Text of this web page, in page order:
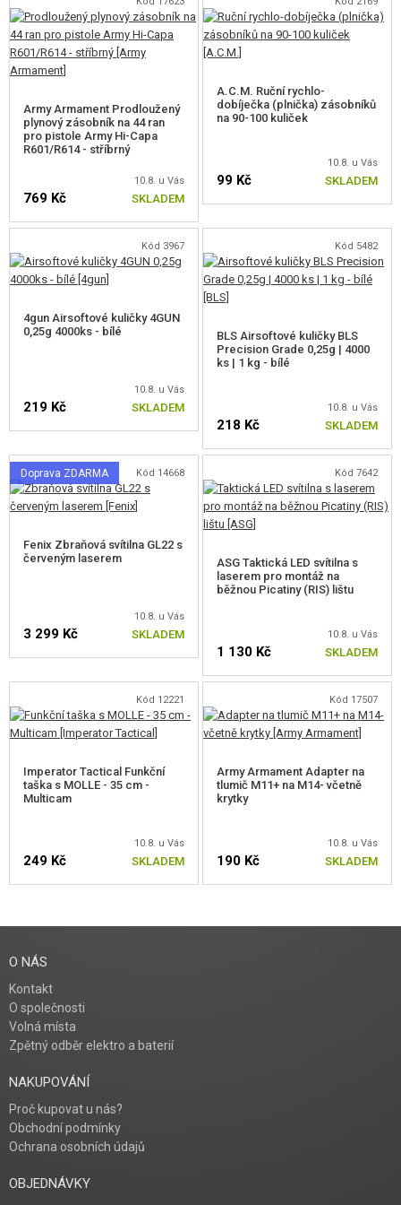
Army Armament Prodloužený
plynový zásobník na 44 ran
pro pistole Army Hi-Capa
R601/R614 - stříbrný
10.8. u Vás
769 Kč SKLADEM
A.C.M. Ruční rychlo-
dobíječka (plnička) zásobníků
na 90-100 kuliček
10.8. u Vás
99 Kč SKLADEM
Kód 3967
4gun Airsoftové kuličky 4GUN
0,25g 4000ks - bílé
10.8. u Vás
219 Kč SKLADEM
Kód 5482
BLS Airsoftové kuličky BLS
Precision Grade 0,25g | 4000
ks | 1 kg - bílé
10.8. u Vás
218 Kč SKLADEM
Doprava ZDARMA Kód 14668
Fenix Zbraňová svítilna GL22 s
červeným laserem
10.8. u Vás
3 299 Kč SKLADEM
Kód 7642
ASG Taktická LED svítilna s
laserem pro montáž na
běžnou Picatiny (RIS) lištu
10.8. u Vás
1 130 Kč SKLADEM
Kód 12221
Imperator Tactical Funkční
taška s MOLLE - 35 cm -
Multicam
10.8. u Vás
249 Kč SKLADEM
Kód 17507
Army Armament Adapter na
tlumič M11+ na M14- včetně
krytky
10.8. u Vás
190 Kč SKLADEM
O NÁS
Kontakt
O společnosti
Volná místa
Zpětný odběr elektro a baterií
NAKUPOVÁNÍ
Proč kupovat u nás?
Obchodní podmínky
Ochrana osobních údajů
OBJEDNÁVKY